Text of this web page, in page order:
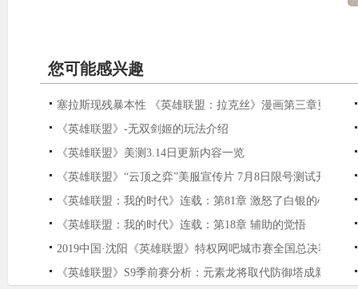
您可能感兴趣
塞拉斯现残暴本性 《英雄联盟：拉克丝》漫画第三章更新
《英雄联盟》-无双剑姬的玩法介绍
《英雄联盟》美测3.14日更新内容一览
《英雄联盟》“云顶之弈”美服宣传片 7月8日限号测试开启
《英雄联盟：我的时代》连载：第81章 激怒了白银的心
《英雄联盟：我的时代》连载：第18章 辅助的觉悟
2019中国·沈阳《英雄联盟》特权网吧城市赛全国总决赛完美
《英雄联盟》S9季前赛分析：元素龙将取代防御塔成新焦点